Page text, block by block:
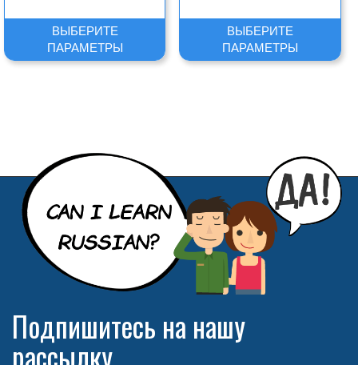
–
ВЫБЕРИТЕ
ПАРАМЕТРЫ
ВЫБЕРИТЕ
ПАРАМЕТРЫ
Подпишитесь на нашу
рассылку